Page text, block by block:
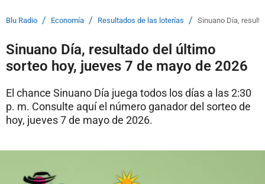
Blu Radio / Economía / Resultados de las loterías / Sinuano Día,
Sinuano Día, resultado del último
sorteo hoy, jueves 7 de mayo de 2026
El chance Sinuano Día juega todos los días a las 2:30
p. m. Consulte aquí el número ganador del sorteo de
hoy, jueves 7 de mayo de 2026.